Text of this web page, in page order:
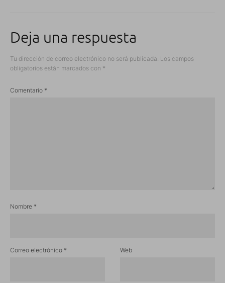
Deja una respuesta
Tu dirección de correo electrónico no será publicada. Los campos
obligatorios están marcados con *
Comentario *
Nombre *
Correo electrónico * Web